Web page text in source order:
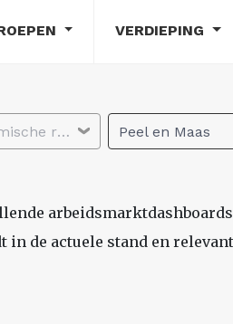
VERDIEPING
Selecteer economische regio Peel en Maas
arbeidsmarktdashboards
in de actuele stand en